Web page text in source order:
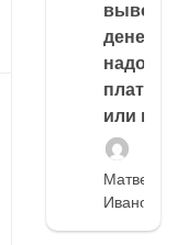
выводе
денег,
надо
платить
или
Матвей
Иванов